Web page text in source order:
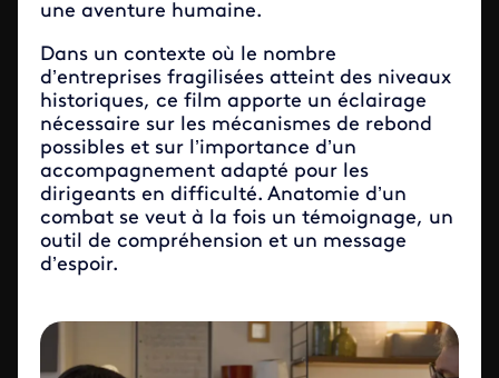
une aventure humaine.
Dans un contexte où le nombre
d’entreprises fragilisées atteint des niveaux
historiques, ce film apporte un éclairage
nécessaire sur les mécanismes de rebond
possibles et sur l’importance d’un
accompagnement adapté pour les
dirigeants en difficulté. Anatomie d’un
combat se veut à la fois un témoignage, un
outil de compréhension et un message
d’espoir.